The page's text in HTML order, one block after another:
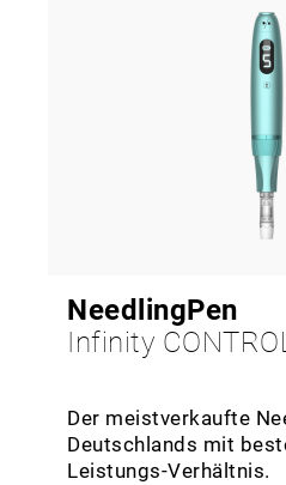
NeedlingPen
Infinity
Der meistverkaufte
Deutschlands mit
Leistungs-Verhältnis.